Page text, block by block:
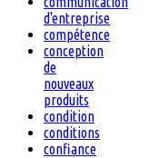
d'entreprise
compétence
conception
de
nouveaux
produits
condition
conditions
confiance